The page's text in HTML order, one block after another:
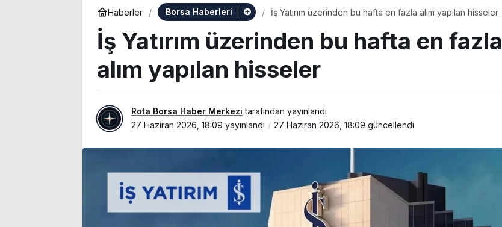
Haberler Borsa Haberleri İş Yatırım üzerinden bu hafta en fazla alım yapılan hisseler
İş Yatırım üzerinden bu hafta en fazla
alım yapılan hisseler
Rota Borsa Haber Merkezi tarafından yayınlandı
27 Haziran 2026, 18:09 yayınlandı 27 Haziran 2026, 18:09 güncellendi